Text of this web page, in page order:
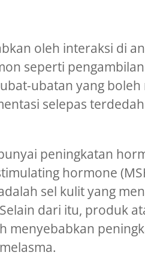
oleh interaksi di
seperti
ubatan yang
selepas
peningkatan
hormone
sel kulit yang
dari itu, produk
menyebabkan